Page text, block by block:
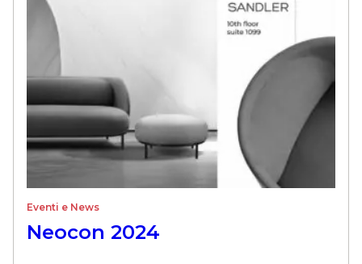
Eventi e News
Neocon 2024